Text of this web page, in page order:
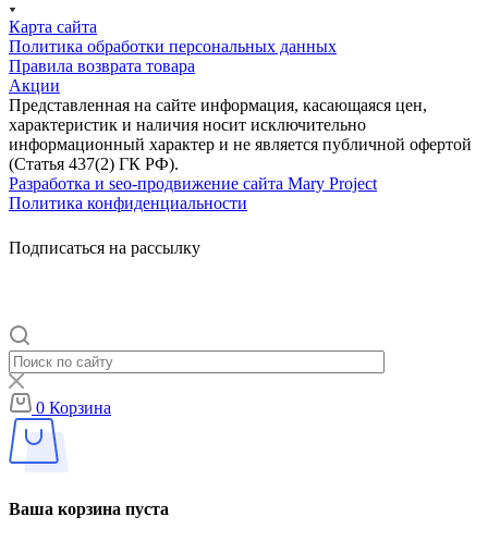
Карта сайта
Политика обработки персональных данных
Правила возврата товара
Акции
Представленная на сайте информация, касающаяся цен,
характеристик и наличия носит исключительно
информационный характер и не является публичной офертой
(Статья 437(2) ГК РФ).
Разработка и seo-продвижение сайта Mary Project
Политика конфиденциальности
Подписаться на рассылку
0 Корзина
Ваша корзина пуста